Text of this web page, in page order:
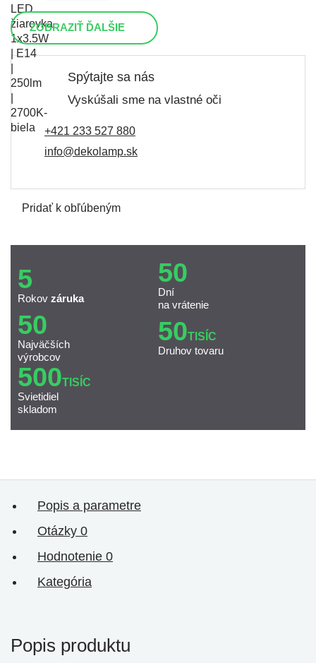
ZOBRAZIŤ ĎALŠIE
Spýtajte sa nás
Vyskúšali sme na vlastné oči
+421 233 527 880
info@dekolamp.sk
Pridať k obľúbeným
5
Rokov záruka
50
Dní
na vrátenie
50
Najväčších
výrobcov
50TISÍC
Druhov tovaru
500TISÍC
Svietidiel
skladom
Popis a parametre
Otázky 0
Hodnotenie 0
Kategória
Popis produktu